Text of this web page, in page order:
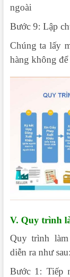
ngoài
Bước 9: Lập
Chúng ta lấy
hàng không
V. Quy trình
Quy trình làm
diễn ra như sau:
Bước 1: Tiếp